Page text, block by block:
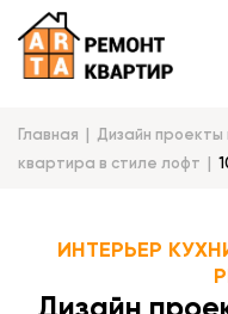
Главная Дизайн проекты
квартира в стиле лофт
ИНТЕРЬЕР